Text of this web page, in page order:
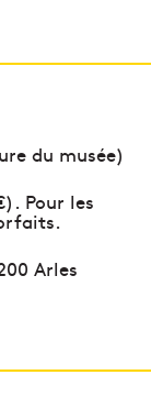
du musée)
Pour les
Arles